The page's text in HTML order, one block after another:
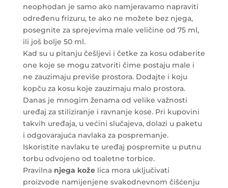
neophodan je samo ako namjeravamo napraviti
određenu frizuru, te ako ne možete bez njega,
posegnite za sprejevima male veličine od 75 ml,
ili još bolje 50 ml.
Kad su u pitanju češljevi i četke za kosu odaberite
one koje se mogu zatvoriti čime postaju male i
ne zauzimaju previše prostora. Dodajte i koju
kopču za kosu koje zauzimaju malo prostora.
Danas je mnogim ženama od velike važnosti
uređaj za stiliziranje i ravnanje kose. Pri kupovini
takvih uređaja, u većini slučajeva, dolazi u paketu
i odgovarajuća navlaka za pospremanje.
Iskoristite navlaku te uređaj pospremite u putnu
torbu odvojeno od toaletne torbice.
Pravilna njega koželica mora uključivati ​​
proizvode namijenjene svakodnevnom čišćenju